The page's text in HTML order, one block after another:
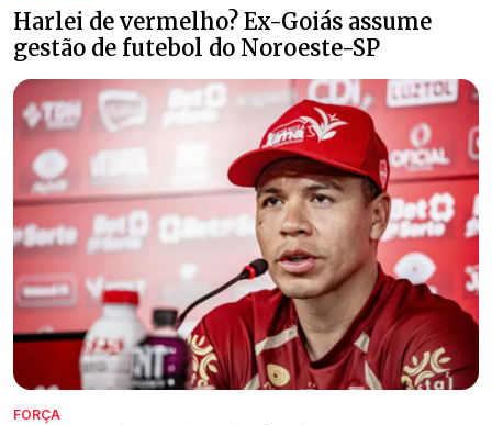
Harlei de vermelho? Ex-Goiás assume
gestão de futebol do Noroeste-SP
FORÇA